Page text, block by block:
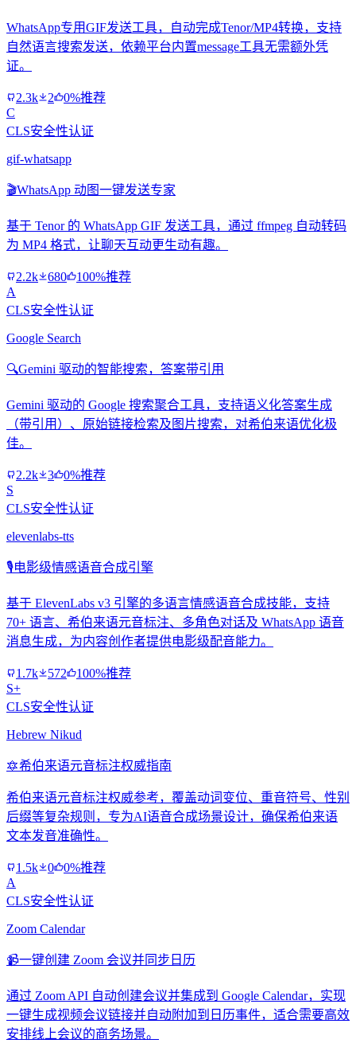
WhatsApp专用GIF发送工具，自动完成Tenor/MP4转换，支持
自然语言搜索发送，依赖平台内置message工具无需额外凭
证。
2.3k 2
0%推荐
C
CLS安全性认证
gif-whatsapp
🎬WhatsApp 动图一键发送专家
基于 Tenor 的 WhatsApp GIF 发送工具，通过 ffmpeg 自动转码
为 MP4 格式，让聊天互动更生动有趣。
2.2k 680
100%推荐
A
CLS安全性认证
Google Search
🔍Gemini 驱动的智能搜索，答案带引用
Gemini 驱动的 Google 搜索聚合工具，支持语义化答案生成
（带引用）、原始链接检索及图片搜索，对希伯来语优化极
佳。
2.2k 3
0%推荐
S
CLS安全性认证
elevenlabs-tts
🎙️电影级情感语音合成引擎
基于 ElevenLabs v3 引擎的多语言情感语音合成技能，支持
70+ 语言、希伯来语元音标注、多角色对话及 WhatsApp 语音
消息生成，为内容创作者提供电影级配音能力。
1.7k 572
100%推荐
S+
CLS安全性认证
Hebrew Nikud
🔯希伯来语元音标注权威指南
希伯来语元音标注权威参考，覆盖动词变位、重音符号、性别
后缀等复杂规则，专为AI语音合成场景设计，确保希伯来语
文本发音准确性。
1.5k 0
0%推荐
A
CLS安全性认证
Zoom Calendar
📹一键创建 Zoom 会议并同步日历
通过 Zoom API 自动创建会议并集成到 Google Calendar，实现
一键生成视频会议链接并自动附加到日历事件，适合需要高效
安排线上会议的商务场景。